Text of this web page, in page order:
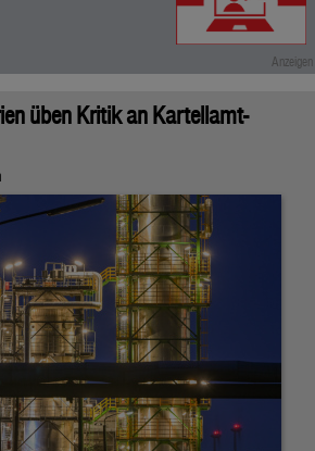
üben Kritik an Kartellamt-